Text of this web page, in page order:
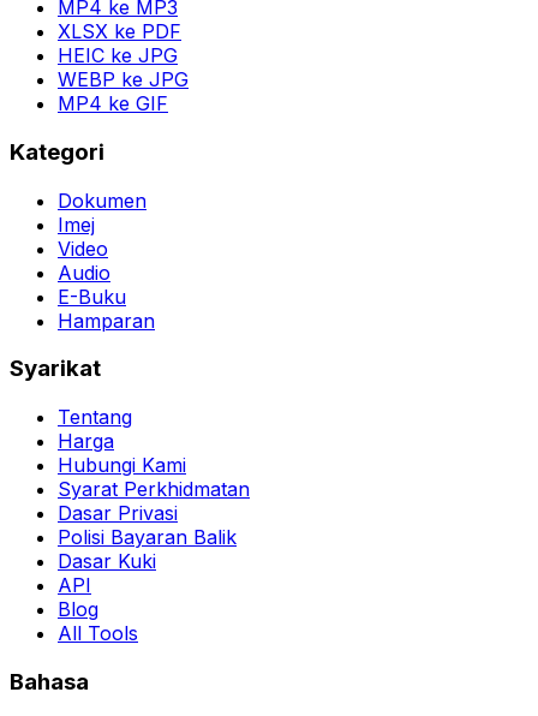
MP4 ke MP3
XLSX ke PDF
HEIC ke JPG
WEBP ke JPG
MP4 ke GIF
Kategori
Dokumen
Imej
Video
Audio
E-Buku
Hamparan
Syarikat
Tentang
Harga
Hubungi Kami
Syarat Perkhidmatan
Dasar Privasi
Polisi Bayaran Balik
Dasar Kuki
API
Blog
All Tools
Bahasa